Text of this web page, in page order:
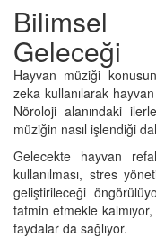
Bilimsel
Geleceği
Hayvan müziği
zeka kullanılarak
Nöroloji alanındaki
müziğin nasıl işlendiği
Gelecekte hayvan
kullanılması, stres
geliştirileceği
tatmin etmekle
faydalar da sağlıyor.